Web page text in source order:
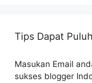
Tips Dapat
Masukan Email
sukses blogger